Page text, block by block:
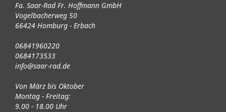
Fa. Saar-Rad Fr. Hoffmann GmbH
Vogelbacherweg 50
66424 Homburg - Erbach
06841960220
0684173533
info@saar-rad.de
Von März bis Oktober
Montag - Freitag:
9.00 - 18.00 Uhr